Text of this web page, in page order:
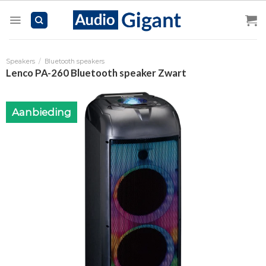
Speakers / Bluetooth speakers
Lenco PA-260 Bluetooth speaker Zwart
Aanbieding